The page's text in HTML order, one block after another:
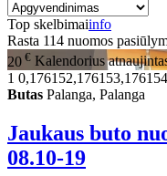
Top skelbimaiinfo
Rasta 114 nuomos
20 € Kalendorius
1
Butas Palanga, Palanga
Jaukaus buto
08.10-19